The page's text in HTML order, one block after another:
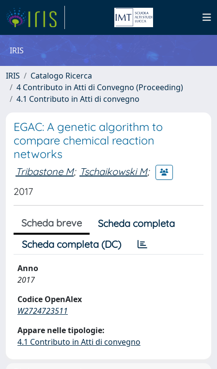
IRIS
IRIS
Catalogo Ricerca
4 Contributo in Atti di Convegno (Proceeding)
4.1 Contributo in Atti di convegno
EGAC: A genetic algorithm to
compare chemical reaction
networks
Tribastone M; Tschaikowski M;
2017
Scheda breve
Scheda completa
Scheda completa (DC)
Anno
2017
Codice OpenAlex
W2724723511
Appare nelle tipologie:
4.1 Contributo in Atti di convegno